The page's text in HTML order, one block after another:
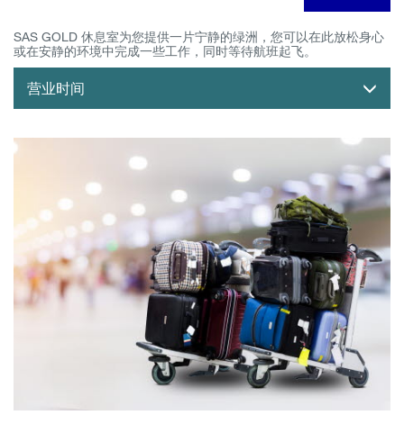
SAS GOLD 休息室为您提供一片宁静的绿洲，您可以在此放松身心
或在安静的环境中完成一些工作，同时等待航班起飞。
营业时间